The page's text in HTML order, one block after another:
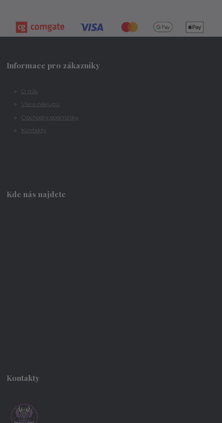
Informace pro zákazníky
O nás
Vše o nákupu
Obchodní podmínky
Kontakty
Kde nás najdete
Kontakty